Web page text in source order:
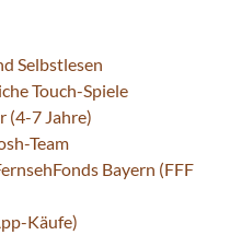
Selbstlesen
Touch-Spiele
(4-7 Jahre)
Team
Bayern (FFF
Käufe)